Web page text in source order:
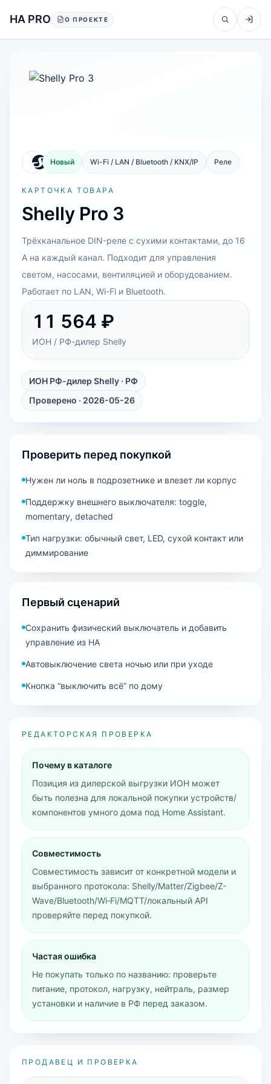
HA PRO О ПРОЕКТЕ
Новый Wi-Fi / LAN / Bluetooth / KNX/IP Реле
КАРТОЧКА ТОВАРА
Shelly Pro 3
Трёхканальное DIN-реле с сухими контактами, до 16
А на каждый канал. Подходит для управления
светом, насосами, вентиляцией и оборудованием.
Работает по LAN, Wi-Fi и Bluetooth.
11 564 ₽
ИОН / РФ-дилер Shelly
ИОН РФ-дилер Shelly · РФ
Проверено · 2026-05-26
Проверить перед покупкой
Нужен ли ноль в подрозетнике и влезет ли корпус
Поддержку внешнего выключателя: toggle,
momentary, detached
Тип нагрузки: обычный свет, LED, сухой контакт или
диммирование
Первый сценарий
Сохранить физический выключатель и добавить
управление из HA
Автовыключение света ночью или при уходе
Кнопка “выключить всё” по дому
РЕДАКТОРСКАЯ ПРОВЕРКА
Почему в каталоге
Позиция из дилерской выгрузки ИОН может
быть полезна для локальной покупки устройств/
компонентов умного дома под Home Assistant.
Совместимость
Совместимость зависит от конкретной модели и
выбранного протокола: Shelly/Matter/Zigbee/Z-
Wave/Bluetooth/Wi‑Fi/MQTT/локальный API
проверяйте перед покупкой.
Частая ошибка
Не покупать только по названию: проверьте
питание, протокол, нагрузку, нейтраль, размер
установки и наличие в РФ перед заказом.
ПРОДАВЕЦ И ПРОВЕРКА